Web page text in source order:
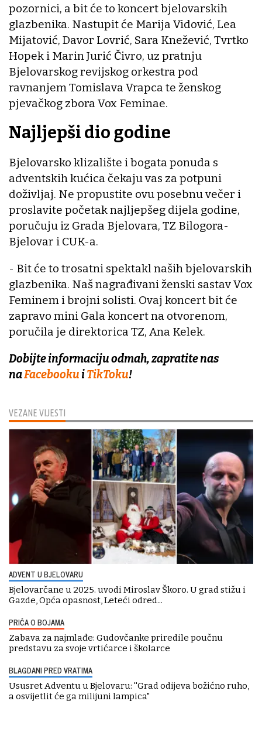
VEZANE VIJESTI
ADVENT U BJELOVARU
Bjelovarčane u 2025. uvodi Miroslav Škoro. U grad stižu i
Gazde, Opća opasnost, Leteći odred...
PRIČA O BOJAMA
Zabava za najmlađe: Gudovčanke priredile poučnu
predstavu za svoje vrtićarce i školarce
BLAGDANI PRED VRATIMA
Ususret Adventu u Bjelovaru: ''Grad odijeva božićno ruho,
a osvijetlit će ga milijuni lampica"
pozornici, a bit će to koncert bjelovarskih
glazbenika. Nastupit će Marija Vidović, Lea
Mijatović, Davor Lovrić, Sara Knežević, Tvrtko
Hopek i Marin Jurić Čivro, uz pratnju
Bjelovarskog revijskog orkestra pod
ravnanjem Tomislava Vrapca te ženskog
pjevačkog zbora Vox Feminae.
Najljepši dio godine
Bjelovarsko klizalište i bogata ponuda s
adventskih kućica čekaju vas za potpuni
doživljaj. Ne propustite ovu posebnu večer i
proslavite početak najljepšeg dijela godine,
poručuju iz Grada Bjelovara, TZ Bilogora-
Bjelovar i CUK-a.
- Bit će to trosatni spektakl naših bjelovarskih
glazbenika. Naš nagrađivani ženski sastav Vox
Feminem i brojni solisti. Ovaj koncert bit će
zapravo mini Gala koncert na otvorenom,
poručila je direktorica TZ, Ana Kelek.
Dobijte informaciju odmah, zapratite nas
naFacebookuiTikToku!